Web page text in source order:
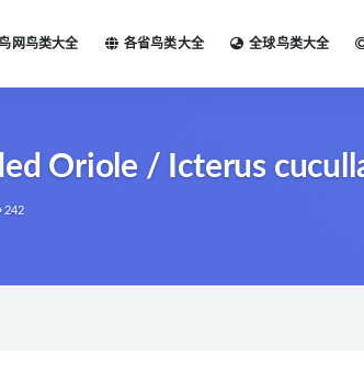
网鸟类大全 各省鸟类大全 全球鸟类大全
Oriole / Icterus
242